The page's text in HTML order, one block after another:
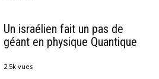
Un israélien fait un pas de
géant en physique Quantique
2.5k vues